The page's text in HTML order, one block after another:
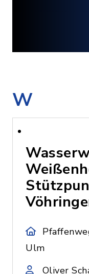
W
Ulm
Oliver